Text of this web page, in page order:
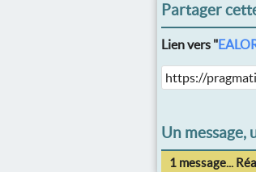
Partager
Lien vers "
Un message,
1 message...